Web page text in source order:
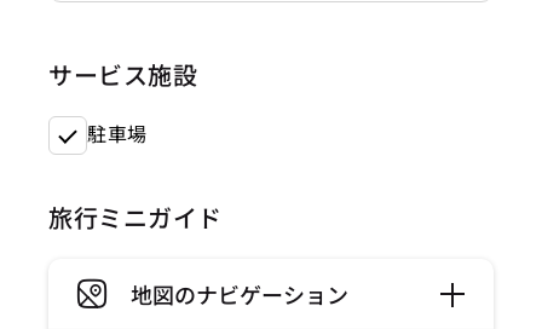
サービス施設
駐車場
旅行ミニガイド
地図のナビゲーション